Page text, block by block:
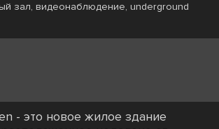
зал, видеонаблюдение, underground
- это новое жилое здание